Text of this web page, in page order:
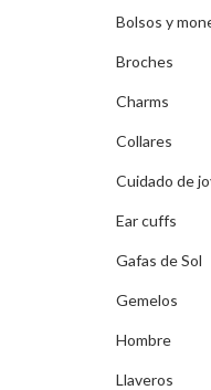
Bolsos y
Broches
Charms
Collares
Cuidado de
Ear cuffs
Gafas de Sol
Gemelos
Hombre
Llaveros